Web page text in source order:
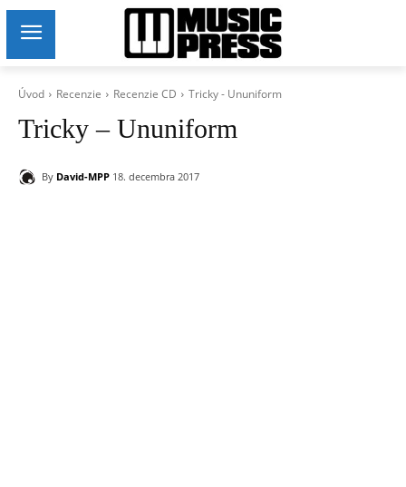
Úvod Recenzie Recenzie CD Tricky - Ununiform
Tricky – Ununiform
By David-MPP 18. decembra 2017